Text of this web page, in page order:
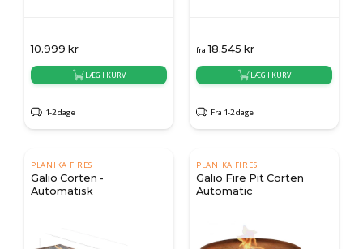
10.999 kr
LÆG I KURV
1-2 dage
fra 18.545 kr
LÆG I KURV
Fra 1-2 dage
PLANIKA FIRES
Galio Corten -
Automatisk
PLANIKA FIRES
Galio Fire Pit Corten
Automatic